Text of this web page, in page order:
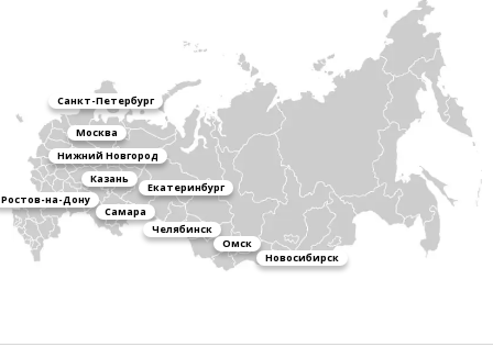
Санкт-Петербург
Москва
Нижний Новгород
Казань
Екатеринбург
Ростов-на-Дону
Самара
Челябинск
Омск
Новосибирск